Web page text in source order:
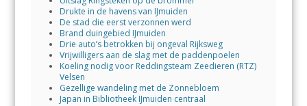
Drukte in de havens van IJmuiden
De stad die eerst verzonnen werd
Brand duingebied IJmuiden
Drie auto’s betrokken bij ongeval Rijksweg
Vrijwilligers aan de slag met de paddenpoelen
Koeling nodig voor Reddingsteam Zeedieren (RTZ)
Velsen
Gezellige wandeling met de Zonnebloem
Japan in Bibliotheek IJmuiden centraal